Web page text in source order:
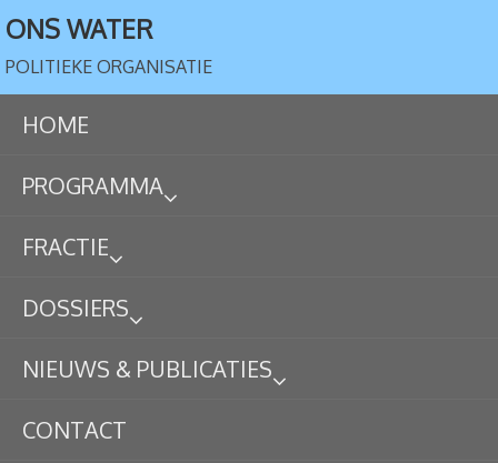
ONS WATER
POLITIEKE ORGANISATIE
HOME
PROGRAMMA
FRACTIE
DOSSIERS
NIEUWS & PUBLICATIES
CONTACT